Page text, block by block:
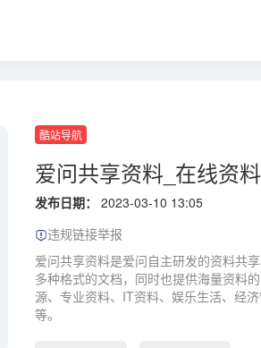
酷站导航
爱问共享资料_在线资
发布日期：
2023-03-10 13:05
违规链接举报
爱问共享资料是爱问自主研发的资料共
多种格式的文档，同时也提供海量资料
源、专业资料、IT资料、娱乐生活、经
等。